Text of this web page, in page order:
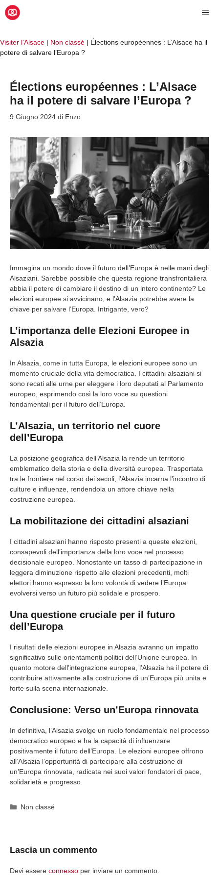
Vai
Visiter l'Alsace | Non classé | Élections européennes : L’Alsace ha il
potere di salvare l’Europa ?
Élections européennes : L’Alsace
ha il potere di salvare l’Europa ?
9 Giugno 2024 di Enzo
Immagina un mondo dove il futuro dell’Europa è nelle mani degli
Alsaziani. Sarebbe possibile che questa regione transfrontaliera
abbia il potere di cambiare il destino di un intero continente? Le
elezioni europee si avvicinano, e l’Alsazia potrebbe avere la
chiave per salvare l’Europa. Intrigante, vero?
L’importanza delle Elezioni Europee in
Alsazia
In Alsazia, come in tutta Europa, le elezioni europee sono un
momento cruciale della vita democratica. I cittadini alsaziani si
sono recati alle urne per eleggere i loro deputati al Parlamento
europeo, esprimendo così la loro voce su questioni
fondamentali per il futuro dell’Europa.
L’Alsazia, un territorio nel cuore
dell’Europa
La posizione geografica dell’Alsazia la rende un territorio
emblematico della storia e della diversità europea. Trasportata
tra le frontiere nel corso dei secoli, l’Alsazia incarna l’incontro di
culture e influenze, rendendola un attore chiave nella
costruzione europea.
La mobilitazione dei cittadini alsaziani
I cittadini alsaziani hanno risposto presenti a queste elezioni,
consapevoli dell’importanza della loro voce nel processo
decisionale europeo. Nonostante un tasso di partecipazione in
leggera diminuzione rispetto alle elezioni precedenti, molti
elettori hanno espresso la loro volontà di vedere l’Europa
evolversi verso un futuro più solidale e prospero.
Una questione cruciale per il futuro
dell’Europa
I risultati delle elezioni europee in Alsazia avranno un impatto
significativo sulle orientamenti politici dell’Unione europea. In
quanto motore dell’integrazione europea, l’Alsazia ha il potere di
contribuire attivamente alla costruzione di un’Europa più unita e
forte sulla scena internazionale.
Conclusione: Verso un’Europa rinnovata
In definitiva, l’Alsazia svolge un ruolo fondamentale nel processo
democratico europeo e ha la capacità di influenzare
positivamente il futuro dell’Europa. Le elezioni europee offrono
all’Alsazia l’opportunità di partecipare alla costruzione di
un’Europa rinnovata, radicata nei suoi valori fondatori di pace,
solidarietà e progresso.
Categorie
Non classé
Lascia un commento
Devi essere connesso per inviare un commento.